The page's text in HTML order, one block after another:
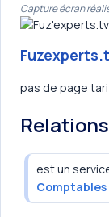
Capture écran
pas de page
est un
Comptables